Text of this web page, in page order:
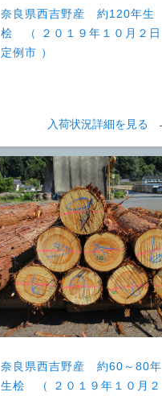
奈良県西吉野産 約120年生
桧 （ ２０１９年１０月２日
定例市 ）
入荷状況詳細を見る
奈良県西吉野産 約60～80年
生桧 （ ２０１９年１０月２